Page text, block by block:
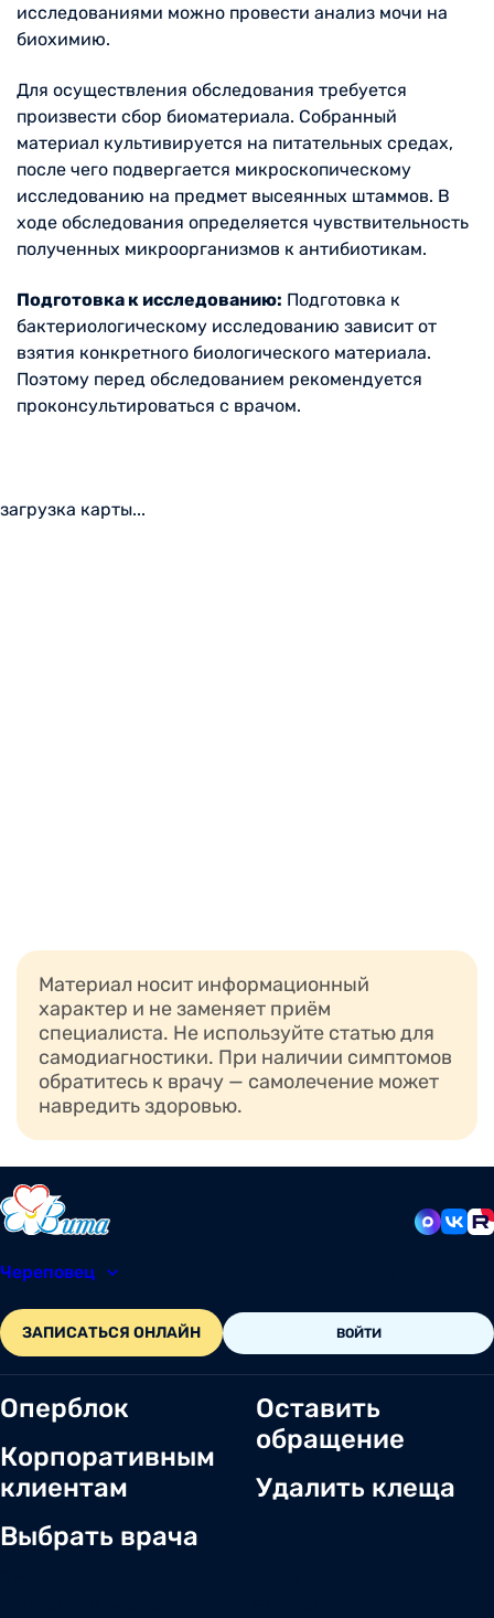
исследованиями можно провести анализ мочи на
биохимию.
Для осуществления обследования требуется
произвести сбор биоматериала. Собранный
материал культивируется на питательных средах,
после чего подвергается микроскопическому
исследованию на предмет высеянных штаммов. В
ходе обследования определяется чувствительность
полученных микроорганизмов к антибиотикам.
Подготовка к исследованию: Подготовка к
бактериологическому исследованию зависит от
взятия конкретного биологического материала.
Поэтому перед обследованием рекомендуется
проконсультироваться с врачом.
загрузка карты...
Материал носит информационный
характер и не заменяет приём
специалиста. Не используйте статью для
самодиагностики. При наличии симптомов
обратитесь к врачу — самолечение может
навредить здоровью.
Череповец
ЗАПИСАТЬСЯ ОНЛАЙН ВОЙТИ
Оперблок
Корпоративным
клиентам
Выбрать врача
Оставить
обращение
Удалить клеща